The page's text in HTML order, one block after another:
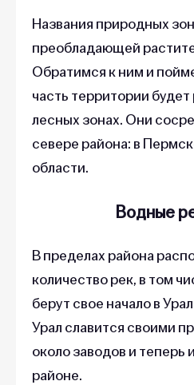
преобладающей
Обратимся к ним и
часть территории будет
лесных зонах. Они
севере района: в
области.
количество рек, в том
берут свое начало в
Урал славится своими
около заводов и теперь
районе.